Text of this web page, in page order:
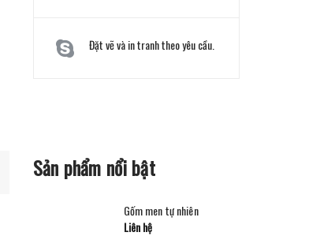
Đặt vẽ và in tranh theo yêu cầu.
Sản phẩm nổi bật
Gốm men tự nhiên
Liên hệ